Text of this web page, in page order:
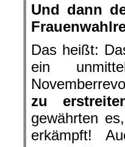
Und dann
Das heißt:
ein
zu
gewährten
erkämpft!